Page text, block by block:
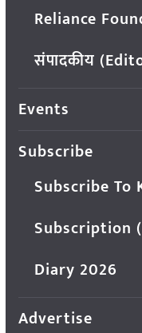
Reliance
संपादकीय
Events
Subscribe
Subscribe To
Subscription
Diary 2026
Advertise